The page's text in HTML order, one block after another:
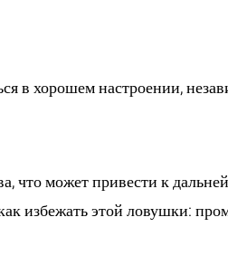
в хорошем настроении,
что может привести к
избежать этой ловушки: